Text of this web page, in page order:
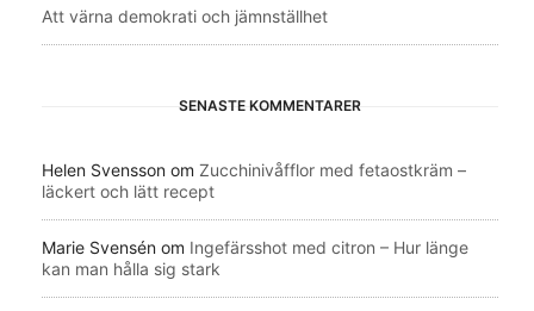
Att värna demokrati och jämnställhet
SENASTE KOMMENTARER
Helen Svensson om Zucchinivåfflor med fetaostkräm –
läckert och lätt recept
Marie Svensén om Ingefärsshot med citron – Hur länge
kan man hålla sig stark